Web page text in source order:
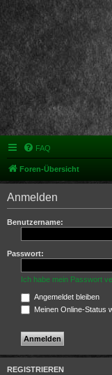
FAQ
Foren-Übersicht
Anmelden
Benutzername:
Passwort:
Ich habe mein Passwort
Angemeldet bleiben
Meinen Online-Status
REGISTRIEREN